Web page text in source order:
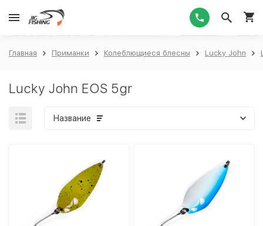
Главная Приманки Колеблющиеся блесны Lucky John
Lucky John EOS 5gr
Название